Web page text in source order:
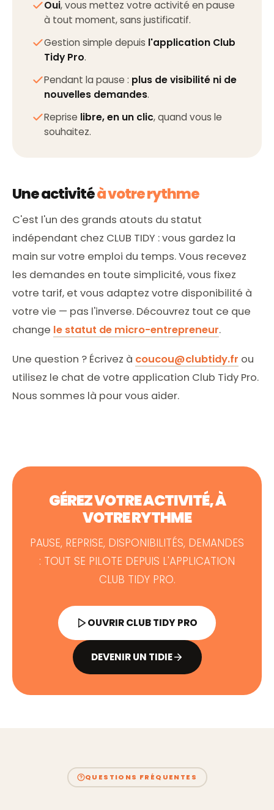
Oui, vous mettez votre activité en pause
à tout moment, sans justificatif.
Gestion simple depuis l'application Club
Tidy Pro.
Pendant la pause : plus de visibilité ni de
nouvelles demandes.
Reprise libre, en un clic, quand vous le
souhaitez.
Une activitéà votre rythme
C'est l'un des grands atouts du statut
indépendant chez CLUB TIDY : vous gardez la
main sur votre emploi du temps. Vous recevez
les demandes en toute simplicité, vous fixez
votre tarif, et vous adaptez votre disponibilité à
votre vie — pas l'inverse. Découvrez tout ce que
change le statut de micro-entrepreneur.
Une question ? Écrivez à coucou@clubtidy.fr ou
utilisez le chat de votre application Club Tidy Pro.
Nous sommes là pour vous aider.
GÉREZ VOTRE ACTIVITÉ, À
VOTRE RYTHME
PAUSE, REPRISE, DISPONIBILITÉS, DEMANDES
: TOUT SE PILOTE DEPUIS L'APPLICATION
CLUB TIDY PRO.
OUVRIR CLUB TIDY PRO
DEVENIR UN TIDIE
QUESTIONS FRÉQUENTES